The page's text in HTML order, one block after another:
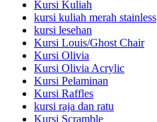
Kursi Kuliah
kursi kuliah merah stainless
kursi lesehan
Kursi Louis/Ghost Chair
Kursi Olivia
Kursi Olivia Acrylic
Kursi Pelaminan
Kursi Raffles
kursi raja dan ratu
Kursi Scramble